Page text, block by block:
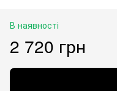
В наявності
2 720 грн